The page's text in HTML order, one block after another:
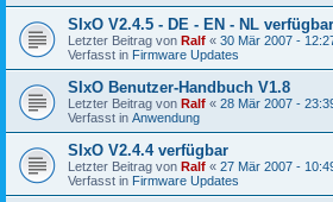
SIxO V2.4.5 - DE - EN - NL
Letzter Beitrag von Ralf « 30 Mär 2007 -
Verfasst in Firmware Updates
SIxO Benutzer-Handbuch V1.8
Letzter Beitrag von Ralf « 28 Mär 2007 -
Verfasst in Anwendung
SIxO V2.4.4 verfügbar
Letzter Beitrag von Ralf « 27 Mär 2007 -
Verfasst in Firmware Updates